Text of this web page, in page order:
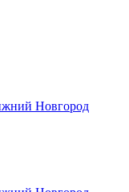
Новгород